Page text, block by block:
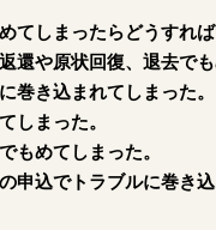
てしまったらどうすれ
還や原状回復、退去でも
巻き込まれてしまった。
しまった。
もめてしまった。
申込でトラブルに巻き込